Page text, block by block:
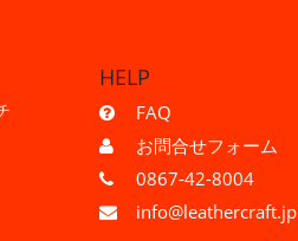
HELP
FAQ
お問合せフォーム
0867-42-8004
info@leathercraft.jp